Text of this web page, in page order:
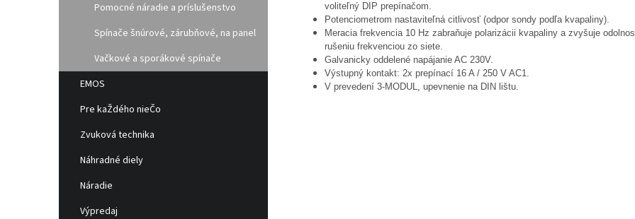
Pomocné náradie a príslušenstvo
Spínače šnúrové, zárubňové, na panel
Vačkové a sporákové spínače
EMOS
Pre kaŽdého nieČo
Zvuková technika
Náhradné diely
Náradie
Výpredaj
voliteľný DIP prepínačom.
Potenciometrom nastaviteľná citlivosť (odpor sondy podľa kvapaliny).
Meracia frekvencia 10 Hz zabraňuje polarizácii kvapaliny a zvyšuje
rušeniu frekvenciou zo siete.
Galvanicky oddelené napájanie AC 230V.
Výstupný kontakt: 2x prepínací 16 A / 250 V AC1.
V prevedení 3-MODUL, upevnenie na DIN lištu.